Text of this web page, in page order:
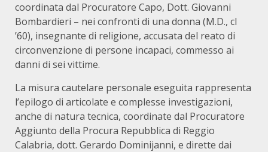
coordinata dal Procuratore Capo, Dott. Giovanni
Bombardieri – nei confronti di una donna (M.D., cl
’60), insegnante di religione, accusata del reato di
circonvenzione di persone incapaci, commesso ai
danni di sei vittime.
La misura cautelare personale eseguita rappresenta
l’epilogo di articolate e complesse investigazioni,
anche di natura tecnica, coordinate dal Procuratore
Aggiunto della Procura Repubblica di Reggio
Calabria, dott. Gerardo Dominijanni, e dirette dai